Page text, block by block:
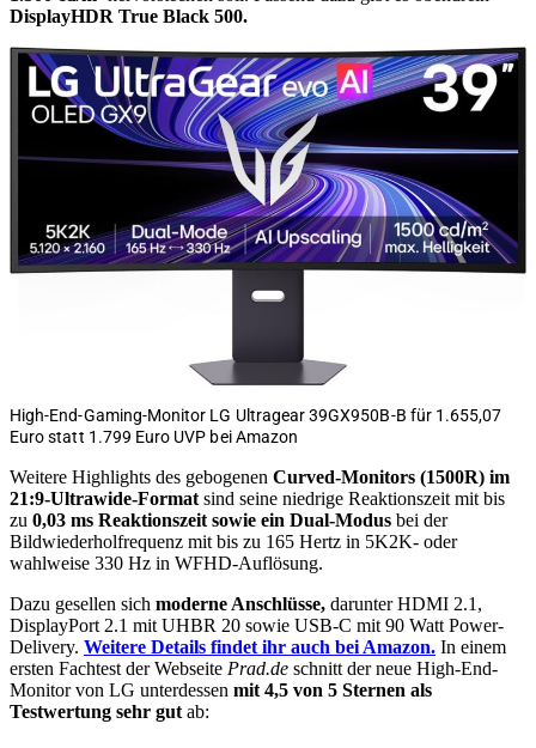
DisplayHDR True Black 500.
High-End-Gaming-Monitor LG Ultragear 39GX950B-B für 1.655,07
Euro statt 1.799 Euro UVP bei Amazon
Weitere Highlights des gebogenen Curved-Monitors (1500R) im
21:9-Ultrawide-Format sind seine niedrige Reaktionszeit mit bis
zu 0,03 ms Reaktionszeit sowie ein Dual-Modus bei der
Bildwiederholfrequenz mit bis zu 165 Hertz in 5K2K- oder
wahlweise 330 Hz in WFHD-Auflösung.
Dazu gesellen sich moderne Anschlüsse, darunter HDMI 2.1,
DisplayPort 2.1 mit UHBR 20 sowie USB-C mit 90 Watt Power-
Delivery. Weitere Details findet ihr auch bei Amazon. In einem
ersten Fachtest der Webseite Prad.de schnitt der neue High-End-
Monitor von LG unterdessen mit 4,5 von 5 Sternen als
Testwertung sehr gut ab: